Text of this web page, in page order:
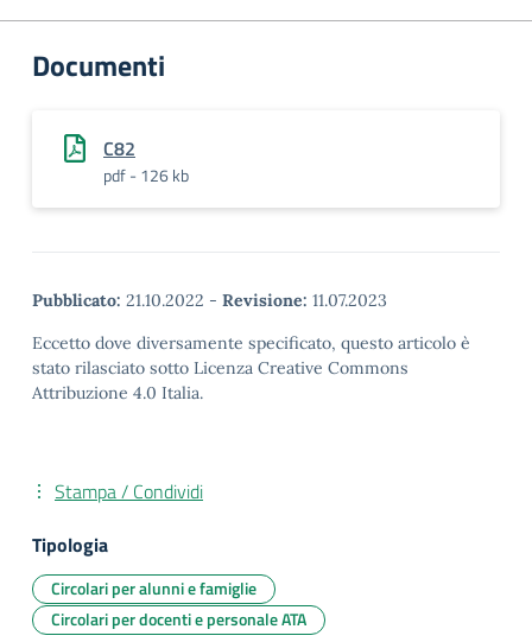
Documenti
C82
pdf - 126 kb
Pubblicato: 21.10.2022 - Revisione: 11.07.2023
Eccetto dove diversamente specificato, questo articolo è
stato rilasciato sotto Licenza Creative Commons
Attribuzione 4.0 Italia.
Stampa / Condividi
Tipologia
Circolari per alunni e famiglie
Circolari per docenti e personale ATA